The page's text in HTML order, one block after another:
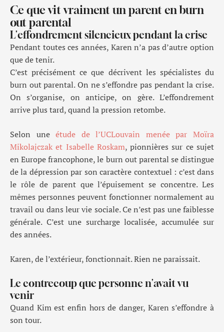
Ce que vit vraiment un parent en burn
out parental
L'effondrement silencieux pendant la crise
Pendant toutes ces années, Karen n’a pas d’autre option
que de tenir.
C’est précisément ce que décrivent les spécialistes du
burn out parental. On ne s’effondre pas pendant la crise.
On s’organise, on anticipe, on gère. L’effondrement
arrive plus tard, quand la pression retombe.
Selon uneétude de l’UCLouvain menée par Moïra
Mikolajczak et Isabelle Roskam, pionnières sur ce sujet
en Europe francophone, le burn out parental se distingue
de la dépression par son caractère contextuel : c’est dans
le rôle de parent que l’épuisement se concentre. Les
mêmes personnes peuvent fonctionner normalement au
travail ou dans leur vie sociale. Ce n’est pas une faiblesse
générale. C’est une surcharge localisée, accumulée sur
des années.
Karen, de l’extérieur, fonctionnait. Rien ne paraissait.
Le contrecoup que personne n'avait vu
venir
Quand Kim est enfin hors de danger, Karen s’effondre à
son tour.